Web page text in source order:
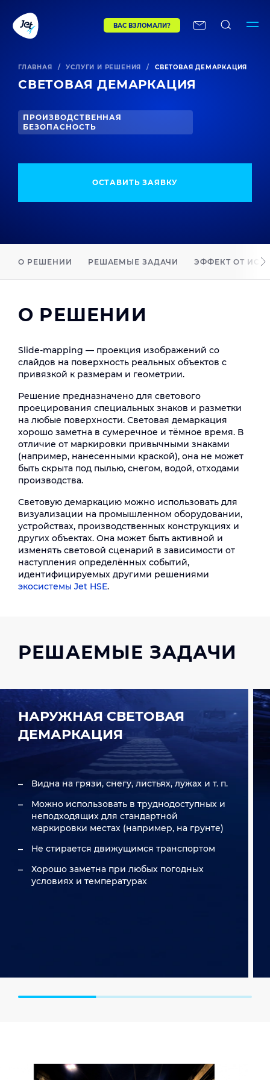
ВАС ВЗЛОМАЛИ?
ГЛАВНАЯ / УСЛУГИ И РЕШЕНИЯ / СВЕТОВАЯ ДЕМАРКАЦИЯ
СВЕТОВАЯ ДЕМАРКАЦИЯ
ПРОИЗВОДСТВЕННАЯ
БЕЗОПАСНОСТЬ
ОСТАВИТЬ ЗАЯВКУ
О РЕШЕНИИ РЕШАЕМЫЕ ЗАДАЧИ ЭФФЕКТ ОТ
О РЕШЕНИИ
Slide-mapping — проекция изображений со
слайдов на поверхность реальных объектов с
привязкой к размерам и геометрии.
Решение предназначено для светового
проецирования специальных знаков и разметки
на любые поверхности. Световая демаркация
хорошо заметна в сумеречное и тёмное время. В
отличие от маркировки привычными знаками
(например, нанесенными краской), она не может
быть скрыта под пылью, снегом, водой, отходами
производства.
Световую демаркацию можно использовать для
визуализации на промышленном оборудовании,
устройствах, производственных конструкциях и
других объектах. Она может быть активной и
изменять световой сценарий в зависимости от
наступления определённых событий,
идентифицируемых другими решениями
экосистемы Jet HSE.
РЕШАЕМЫЕ ЗАДАЧИ
НАРУЖНАЯ СВЕТОВАЯ
ДЕМАРКАЦИЯ
Видна на грязи, снегу, листьях, лужах и т. п.
Можно использовать в труднодоступных и
неподходящих для стандартной
маркировки местах (например, на грунте)
Не стирается движущимся транспортом
Хорошо заметна при любых погодных
условиях и температурах